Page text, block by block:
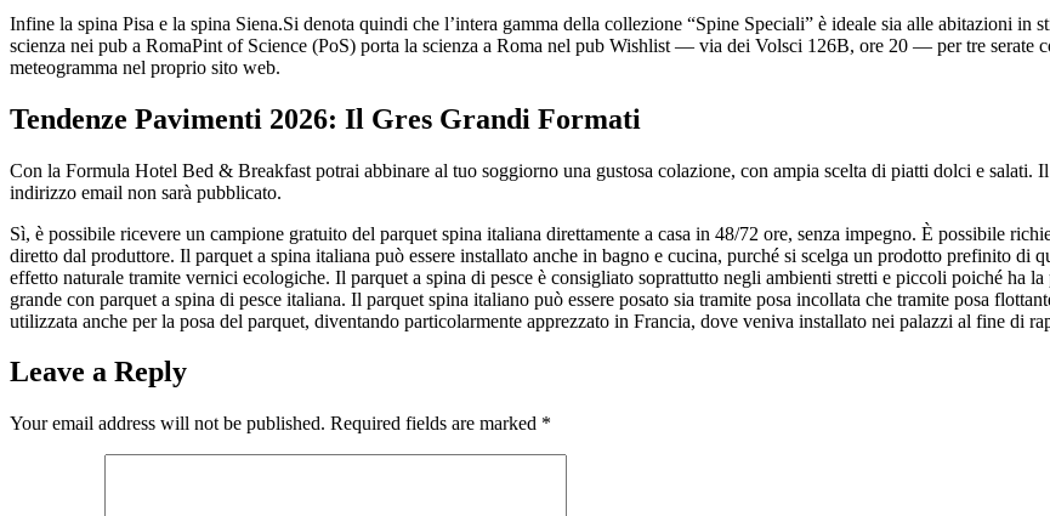
Infine la spina Pisa e la spina Siena.Si denota quindi che l’intera gamma della collezione “Spine Speciali” è ideale sia alle abitazioni in
scienza nei pub a RomaPint of Science (PoS) porta la scienza a Roma nel pub Wishlist — via dei Volsci 126B, ore 20 — per tre serate
meteogramma nel proprio sito web.
Tendenze Pavimenti 2026: Il Gres Grandi Formati
Con la Formula Hotel Bed & Breakfast potrai abbinare al tuo soggiorno una gustosa colazione, con ampia scelta di piatti dolci e
indirizzo email non sarà pubblicato.
Sì, è possibile ricevere un campione gratuito del parquet spina italiana direttamente a casa in 48/72 ore, senza impegno. È possibile
diretto dal produttore. Il parquet a spina italiana può essere installato anche in bagno e cucina, purché si scelga un prodotto prefinito
effetto naturale tramite vernici ecologiche. Il parquet a spina di pesce è consigliato soprattutto negli ambienti stretti e piccoli poiché ha
grande con parquet a spina di pesce italiana. Il parquet spina italiano può essere posato sia tramite posa incollata che tramite posa
utilizzata anche per la posa del parquet, diventando particolarmente apprezzato in Francia, dove veniva installato nei palazzi al fine di
Leave a Reply
Your email address will not be published. Required fields are marked *